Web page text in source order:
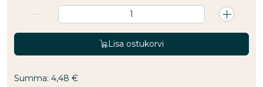
Lisa ostukorvi
Summa: 4,48 €